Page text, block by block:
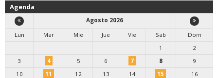
Agenda
Agosto 2026
Lun
Mar Mie Jue Vie Sab
Dom
1
2
3
4 5 6 7 8
9
10
11 12 13 14 15
16